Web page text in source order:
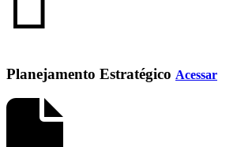
Planejamento Estratégico Acessar